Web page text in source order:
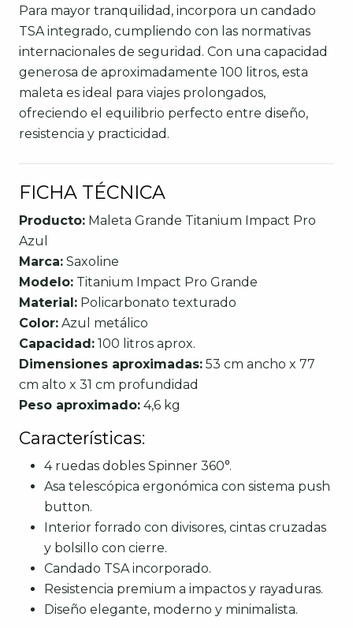
Para mayor tranquilidad, incorpora un candado
TSA integrado, cumpliendo con las normativas
internacionales de seguridad. Con una capacidad
generosa de aproximadamente 100 litros, esta
maleta es ideal para viajes prolongados,
ofreciendo el equilibrio perfecto entre diseño,
resistencia y practicidad.
FICHA TÉCNICA
Producto: Maleta Grande Titanium Impact Pro
Azul
Marca: Saxoline
Modelo: Titanium Impact Pro Grande
Material: Policarbonato texturado
Color: Azul metálico
Capacidad: 100 litros aprox.
Dimensiones aproximadas: 53 cm ancho x 77
cm alto x 31 cm profundidad
Peso aproximado: 4,6 kg
Características:
4 ruedas dobles Spinner 360°.
Asa telescópica ergonómica con sistema push
button.
Interior forrado con divisores, cintas cruzadas
y bolsillo con cierre.
Candado TSA incorporado.
Resistencia premium a impactos y rayaduras.
Diseño elegante, moderno y minimalista.